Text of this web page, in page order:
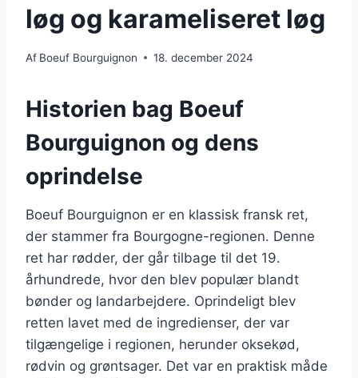
løg og karameliseret løg
Af Boeuf Bourguignon 18. december 2024
Historien bag Boeuf
Bourguignon og dens
oprindelse
Boeuf Bourguignon er en klassisk fransk ret,
der stammer fra Bourgogne-regionen. Denne
ret har rødder, der går tilbage til det 19.
århundrede, hvor den blev populær blandt
bønder og landarbejdere. Oprindeligt blev
retten lavet med de ingredienser, der var
tilgængelige i regionen, herunder oksekød,
rødvin og grøntsager. Det var en praktisk måde